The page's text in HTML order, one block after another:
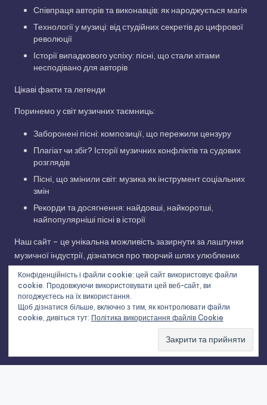
Співпраця авторів та виконавців: як народжується магія
Технології у музиці: від студійних секретів до цифрової
революції
Історії випадкового успіху: пісні, що стали хітами
несподівано для авторів
Цікаві факти та легенди
Поринемо у світ музичних таємниць:
Заборонені пісні: композиції, що пережили цензуру
Плагіат чи збіг? Історії музичних конфліктів та судових
розглядів
Пісні, що змінили світ: музика як інструмент соціальних
змін
Рекорди та досягнення: найдовші, найкоротші,
найпопулярніші пісні в історії
Наш сайт – це унікальна можливість зазирнути за лаштунки
музичної індустрії, дізнатися про творчий шлях улюблених
виконавців та відкрити для себе нові грані улюблених
композицій. Приєднуйтесь до нашої музичної подорожі!
Історії українських пісень та світових
Bloghash WordPress Theme
Конфіденційність і файли cookie: цей сайт використовує файли
cookie. Продовжуючи використовувати цей веб-сайт, ви
погоджуєтесь на їх використання.
Щоб дізнатися більше, включно з тим, як контролювати файли
cookie, дивіться тут: Політика використання файлів Cookie